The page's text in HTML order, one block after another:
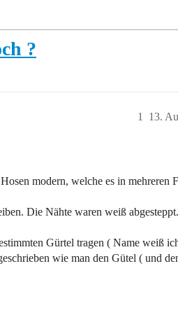
?
13.
1
modern, welche es in mehreren
Die Nähte waren weiß
Gürtel tragen ( Name weiß
wie man den Gütel ( und